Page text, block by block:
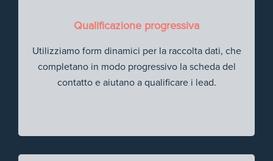
Qualificazione progressiva
Utilizziamo form dinamici per la raccolta dati, che
completano in modo progressivo la scheda del
contatto e aiutano a qualificare i lead.